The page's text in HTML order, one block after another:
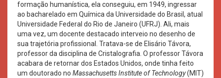
formação humanística, ela conseguiu, em 1949, ingressar
ao bacharelado em Química da Universidade do Brasil, atual
Universidade Federal do Rio de Janeiro (UFRJ). Ali, mais
uma vez, um docente destacado interveio no desenho de
sua trajetória profissional. Tratava-se de Elisário Távora,
professor da disciplina de Cristalografia. O professor Távora
acabara de retornar dos Estados Unidos, onde tinha feito
um doutorado no Massachusetts Institute of Technology(MIT)